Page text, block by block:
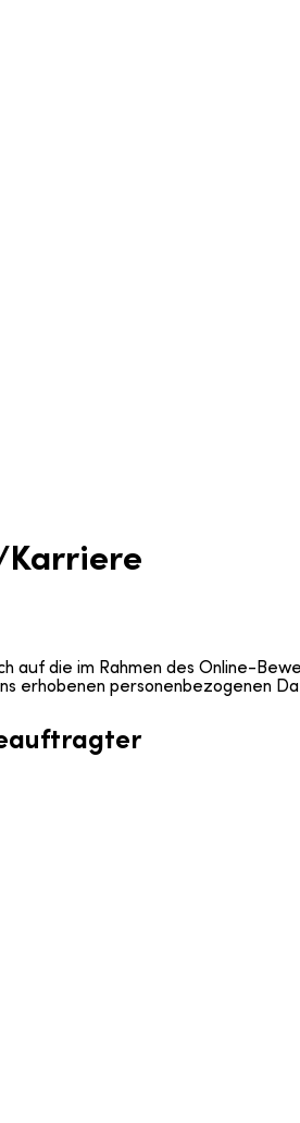
auf die im Rahmen des Online-
erhobenen personenbezogenen